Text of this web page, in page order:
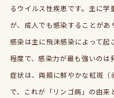
るウイルス性疾患です。主に
が、成人でも感染することがあ
感染は主に飛沫感染によって起
程度で、感染力が最も強いの
症状は、両頬に鮮やかな紅斑
で、これが「リンゴ病」の由来